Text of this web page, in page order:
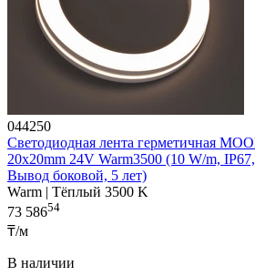
044250
Светодиодная лента герметичная
20x20mm 24V Warm3500 (10 W/m,
Вывод боковой, 5 лет)
Warm | Тёплый 3500 K
73 58654
₸/м
В наличии